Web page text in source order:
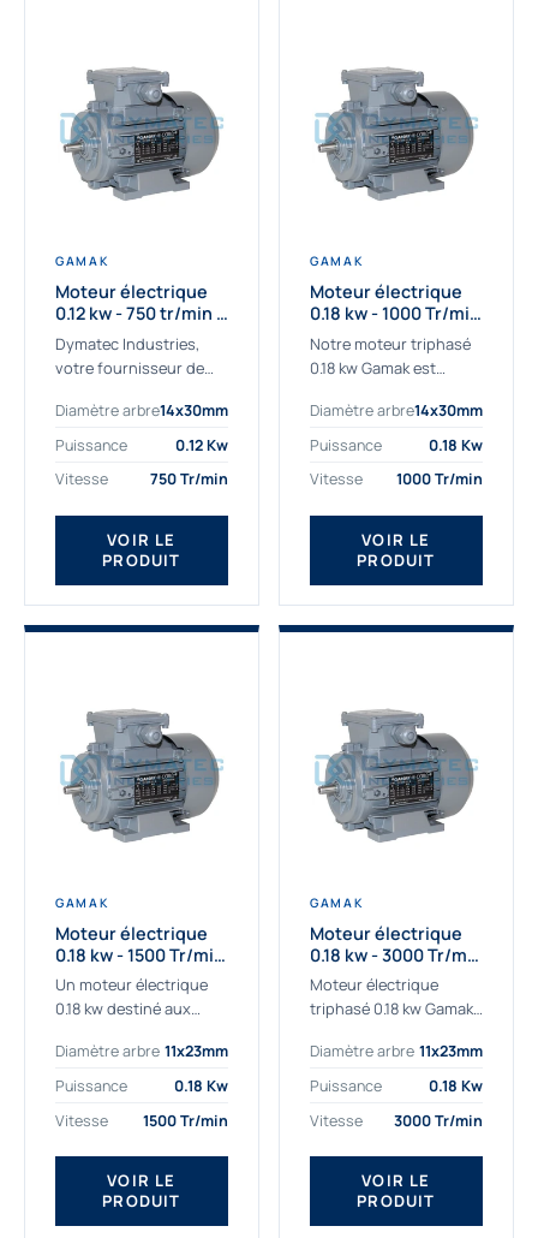
GAMAK
Moteur électrique
0.12 kw - 750 tr/min -
230/400V - IE2
Dymatec Industries,
votre fournisseur de
kw. Dymatec Industries
vous propose le moteur
moteur de
qualité Gamak...
Diamètre arbre14x30mm
Puissance
0.12 Kw
Vitesse
750 Tr/min
VOIR LE
PRODUIT
GAMAK
Moteur électrique
0.18 kw - 1000 Tr/min
- 230/400V - IE2
Notre moteur triphasé
0.18 kw Gamak est
aux applications
sévères. Nous
assemblons et
fournissons des
moteurs asynchrones
depuis de
nombreuses...
Diamètre arbre14x30mm
Puissance
0.18 Kw
Vitesse
1000 Tr/min
VOIR LE
PRODUIT
GAMAK
Moteur électrique
0.18 kw - 1500 Tr/min
- 230/400V - IE2
Un moteur électrique
0.18 kw destiné aux
exigeantes. Fort de
nombreuses années
détermination et la
fourniture...
Diamètre arbre 11x23mm
Puissance
0.18 Kw
Vitesse
1500 Tr/min
VOIR LE
PRODUIT
GAMAK
Moteur électrique
0.18 kw - 3000 Tr/min
- 230/400V - IE2
Moteur électrique
triphasé 0.18 kw Gamak,
professionnelle
indispensable à vos
Fournisseur Français
des moteurs
électriques Gamak,
nous proposons
exclusivement des...
Diamètre arbre 11x23mm
Puissance
0.18 Kw
Vitesse
3000 Tr/min
VOIR LE
PRODUIT